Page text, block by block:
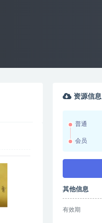
资源信息
普通
会员
其他信息
有效期